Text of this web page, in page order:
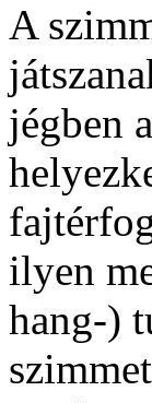
A
jégben
ilyen
hang-)